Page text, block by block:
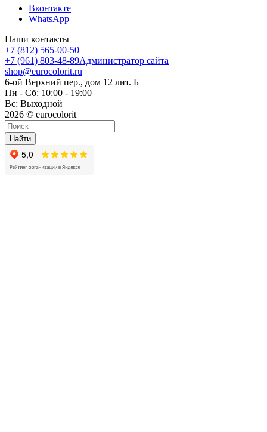
Вконтакте
WhatsApp
Наши контакты
+7 (812) 565-00-50
+7 (961) 803-48-89Администратор сайта
shop@eurocolorit.ru
6-ой Верхний пер., дом 12 лит. Б
Пн - Сб: 10:00 - 19:00
Вс: Выходной
2026 © eurocolorit
Найти